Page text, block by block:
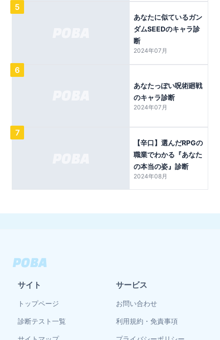
5
あなたに似ているガン
ダムSEEDのキャラ診
断
2024年07月
6
あなたっぽい呪術廻戦
のキャラ診断
2024年07月
7
【辛口】選んだRPGの
職業でわかる『あなた
の本当の姿』診断
2024年08月
サイト
トップページ
診断テスト一覧
サービス
お問い合わせ
利用規約・免責事項